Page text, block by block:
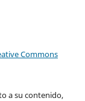
Commons
a su contenido,